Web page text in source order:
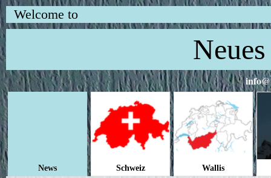
Welcome to
News Schweiz Wallis